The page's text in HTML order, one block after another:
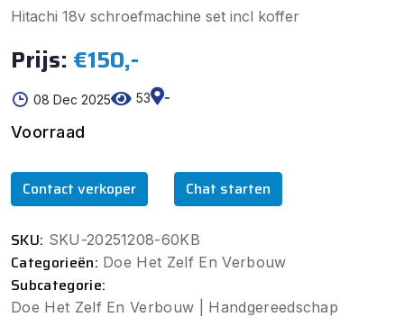
Hitachi 18v schroefmachine set incl koffer
Prijs: €150,-
08 Dec 2025 53
-
Voorraad
Contact verkoper Chat starten
SKU: SKU-20251208-60KB
Categorieën: Doe Het Zelf En Verbouw
Subcategorie:
Doe Het Zelf En Verbouw | Handgereedschap